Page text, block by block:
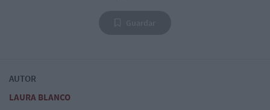
AUTOR
LAURA BLANCO